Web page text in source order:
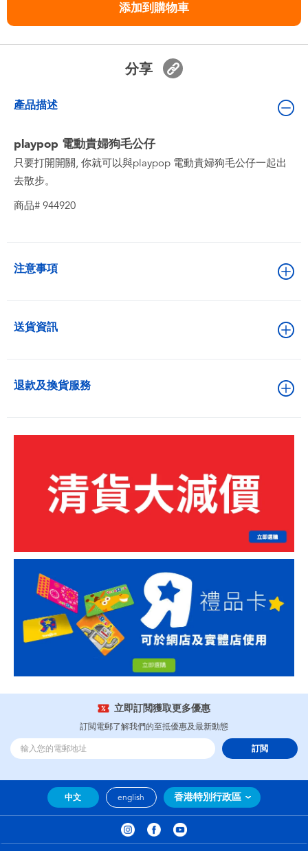
添加到購物車
分享
產品描述
playpop 電動貴婦狗毛公仔
只要打開開關, 你就可以與playpop 電動貴婦狗毛公仔一起出
去散步。
商品# 944920
注意事項
送貨資訊
退款及換貨服務
立即訂閲獲取更多優惠
訂閲電郵了解我們的至抵優惠及最新動態
訂閲
中文 english 香港特別行政區